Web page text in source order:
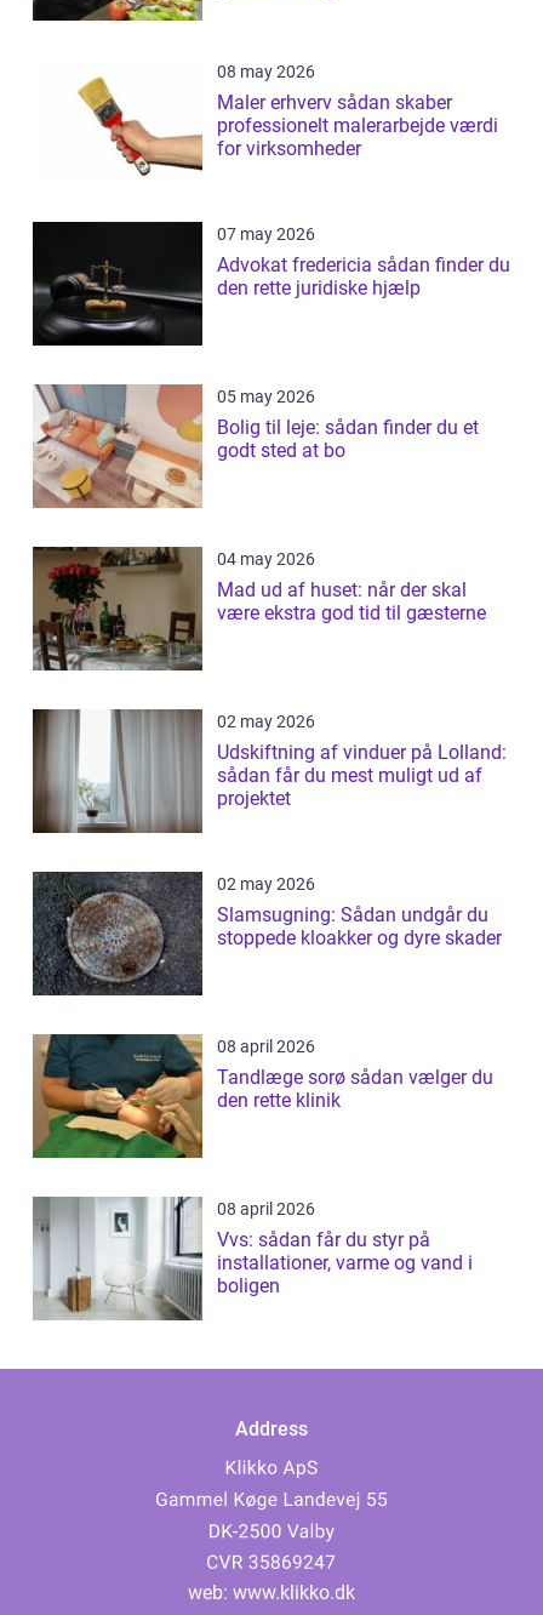
08 may 2026
Maler erhverv sådan skaber
professionelt malerarbejde værdi
for virksomheder
07 may 2026
Advokat fredericia sådan finder du
den rette juridiske hjælp
05 may 2026
Bolig til leje: sådan finder du et
godt sted at bo
04 may 2026
Mad ud af huset: når der skal
være ekstra god tid til gæsterne
02 may 2026
Udskiftning af vinduer på Lolland:
sådan får du mest muligt ud af
projektet
02 may 2026
Slamsugning: Sådan undgår du
stoppede kloakker og dyre skader
08 april 2026
Tandlæge sorø sådan vælger du
den rette klinik
08 april 2026
Vvs: sådan får du styr på
installationer, varme og vand i
boligen
Address
web: www.klikko.dk